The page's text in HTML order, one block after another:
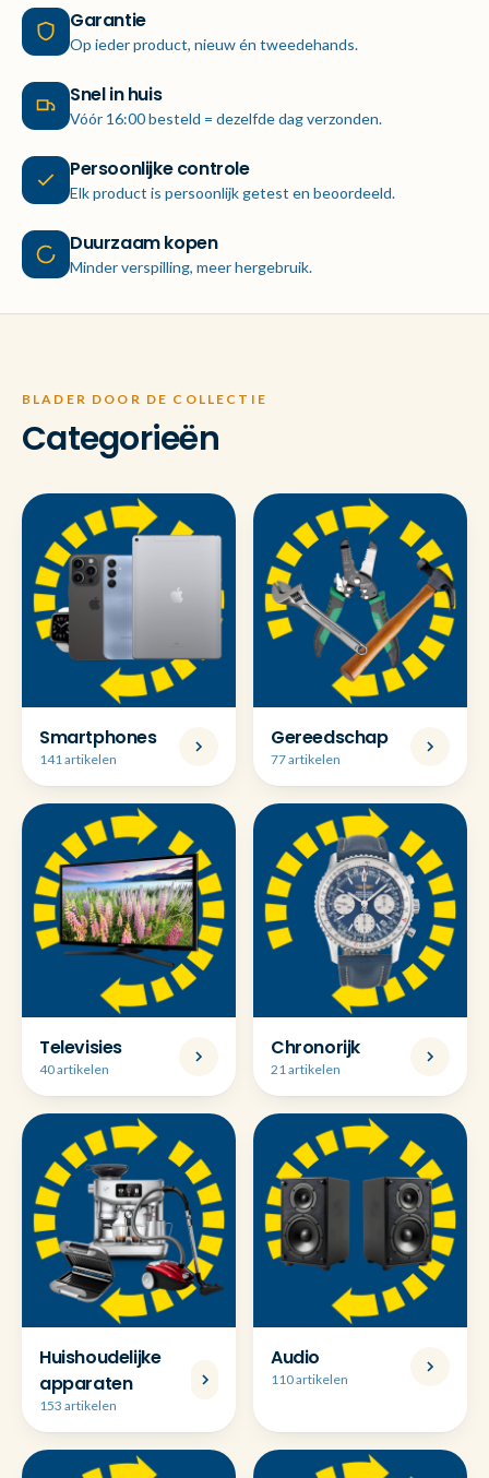
Garantie
Op ieder product, nieuw én tweedehands.
Snel in huis
Vóór 16:00 besteld = dezelfde dag verzonden.
Persoonlijke controle
Elk product is persoonlijk getest en beoordeeld.
Duurzaam kopen
Minder verspilling, meer hergebruik.
BLADER DOOR DE COLLECTIE
Categorieën
Smartphones
141 artikelen
Gereedschap
77 artikelen
Televisies
40 artikelen
Chronorijk
21 artikelen
Huishoudelijke
apparaten
153 artikelen
Audio
110 artikelen